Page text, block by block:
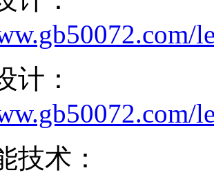
计：
技术：